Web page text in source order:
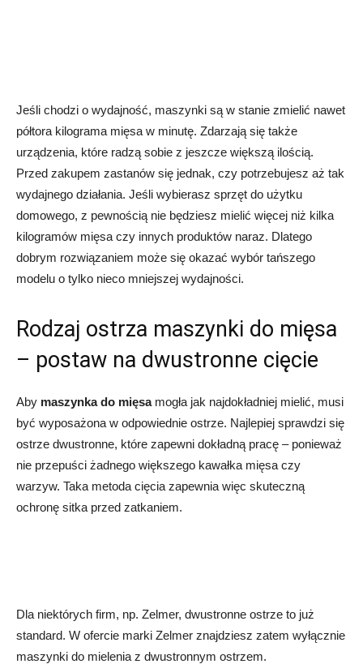
Jeśli chodzi o wydajność, maszynki są w stanie zmielić nawet
półtora kilograma mięsa w minutę. Zdarzają się także
urządzenia, które radzą sobie z jeszcze większą ilością.
Przed zakupem zastanów się jednak, czy potrzebujesz aż tak
wydajnego działania. Jeśli wybierasz sprzęt do użytku
domowego, z pewnością nie będziesz mielić więcej niż kilka
kilogramów mięsa czy innych produktów naraz. Dlatego
dobrym rozwiązaniem może się okazać wybór tańszego
modelu o tylko nieco mniejszej wydajności.
Rodzaj ostrza maszynki do mięsa
– postaw na dwustronne cięcie
Aby maszynka do mięsamogła jak najdokładniej mielić, musi
być wyposażona w odpowiednie ostrze. Najlepiej sprawdzi się
ostrze dwustronne, które zapewni dokładną pracę – ponieważ
nie przepuści żadnego większego kawałka mięsa czy
warzyw. Taka metoda cięcia zapewnia więc skuteczną
ochronę sitka przed zatkaniem.
Dla niektórych firm, np. Zelmer, dwustronne ostrze to już
standard. W ofercie marki Zelmer znajdziesz zatem wyłącznie
maszynki do mielenia z dwustronnym ostrzem.